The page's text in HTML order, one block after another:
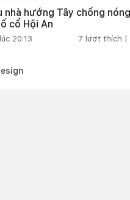
nhà hướng Tây chống
cổ Hội An
20:13 7 lượt thích |